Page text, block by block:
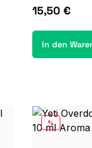
15,50 €
In den
RABATT
%